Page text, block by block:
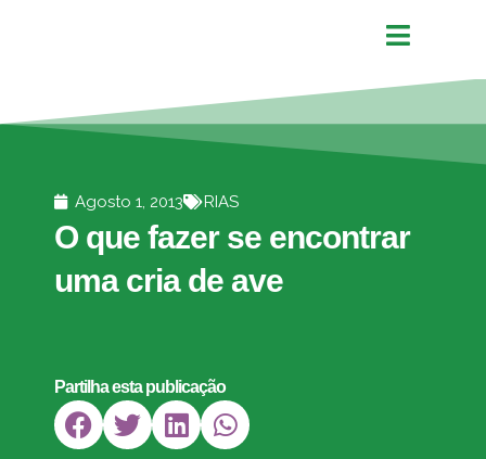
Agosto 1, 2013 RIAS
O que fazer se encontrar
uma cria de ave
Partilha esta publicação